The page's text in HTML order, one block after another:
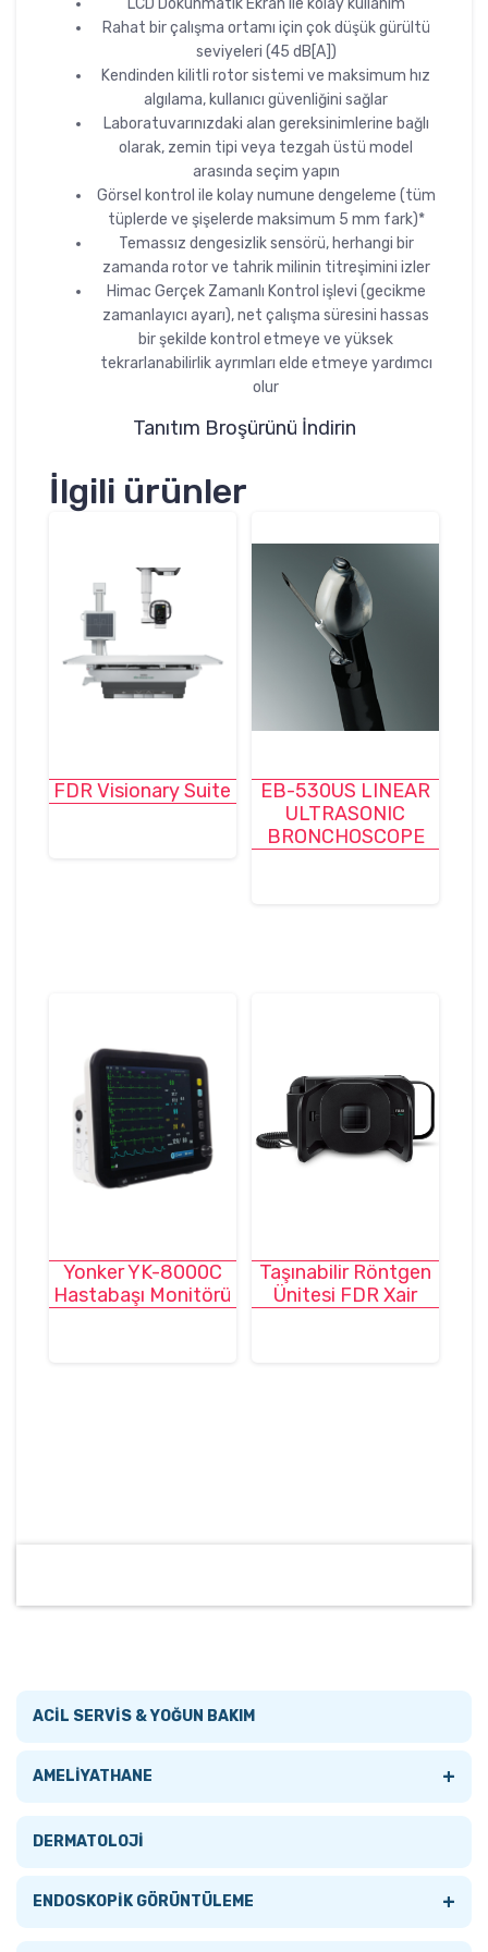
LCD Dokunmatik Ekran ile kolay kullanım
Rahat bir çalışma ortamı için çok düşük gürültü
seviyeleri (45 dB[A])
Kendinden kilitli rotor sistemi ve maksimum hız
algılama, kullanıcı güvenliğini sağlar
Laboratuvarınızdaki alan gereksinimlerine bağlı
olarak, zemin tipi veya tezgah üstü model
arasında seçim yapın
Görsel kontrol ile kolay numune dengeleme (tüm
tüplerde ve şişelerde maksimum 5 mm fark)*
Temassız dengesizlik sensörü, herhangi bir
zamanda rotor ve tahrik milinin titreşimini izler
Himac Gerçek Zamanlı Kontrol işlevi (gecikme
zamanlayıcı ayarı), net çalışma süresini hassas
bir şekilde kontrol etmeye ve yüksek
tekrarlanabilirlik ayrımları elde etmeye yardımcı
olur
Tanıtım Broşürünü İndirin
İlgili ürünler
FDR Visionary Suite
EB-530US LINEAR
ULTRASONIC
BRONCHOSCOPE
Yonker YK-8000C
Hastabaşı Monitörü
Taşınabilir Röntgen
Ünitesi FDR Xair
ACİL SERVİS & YOĞUN BAKIM
AMELİYATHANE +
Tümünü Gör
AMELİYATHANE LAMBALARI
DERMATOLOJİ
ENDOSKOPİK GÖRÜNTÜLEME +